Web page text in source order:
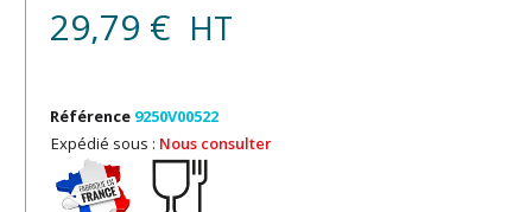
29,79 € HT
Référence 9250V00522
Expédié sous : Nous consulter